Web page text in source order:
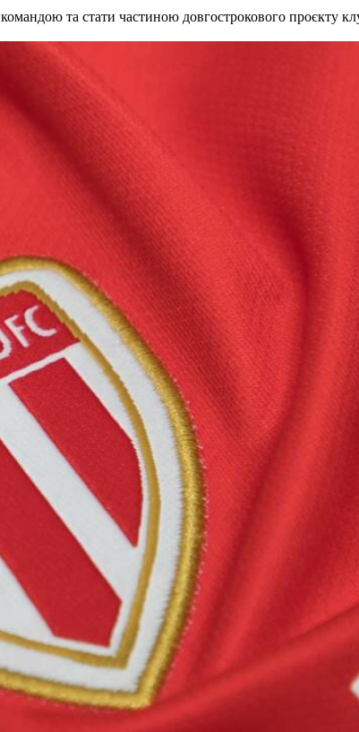
та стати частиною довгострокового проєкту